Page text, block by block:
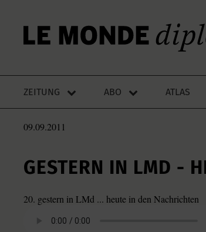
ZEITUNG ABO ATLAS
09.09.2011
GESTERN IN LMD -
20. gestern in LMd ... heute in den Nachrichten